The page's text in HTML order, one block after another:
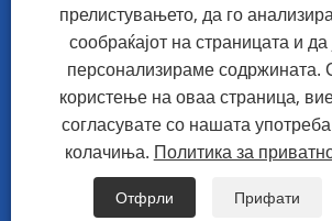
Авторски права © 2022 Qingdao Maotong Power
Аголна челична кула, челична конструкција на
челични цевки - Сите права се задржани.
Sitemap XML
прелистувањето, да го
сообраќајот на страницата и да
персонализираме содржината.
користење на оваа страница,
согласувате со нашата
колачиња. Политика за
Отфрли Прифати